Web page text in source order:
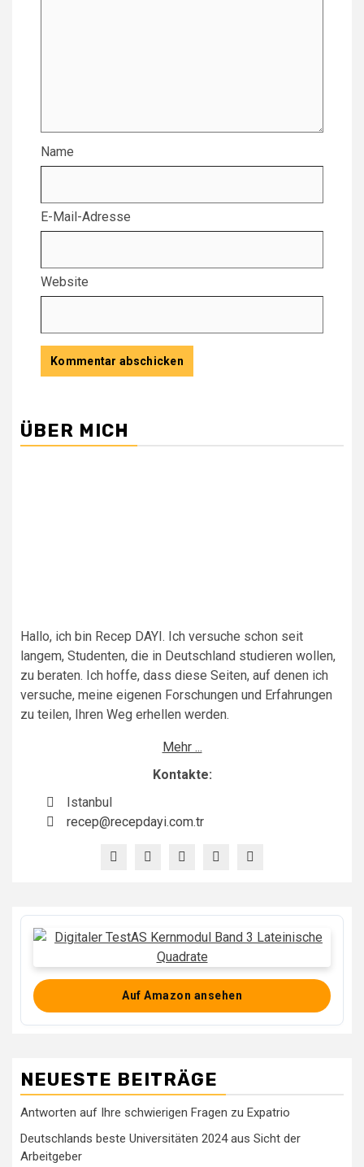
Name
E-Mail-Adresse
Website
ÜBER MICH
Hallo, ich bin Recep DAYI. Ich versuche schon seit
langem, Studenten, die in Deutschland studieren wollen,
zu beraten. Ich hoffe, dass diese Seiten, auf denen ich
versuche, meine eigenen Forschungen und Erfahrungen
zu teilen, Ihren Weg erhellen werden.
Mehr ...
Kontakte:
Istanbul
recep@recepdayi.com.tr
Auf Amazon ansehen
NEUESTE BEITRÄGE
Antworten auf Ihre schwierigen Fragen zu Expatrio
Deutschlands beste Universitäten 2024 aus Sicht der
Arbeitgeber